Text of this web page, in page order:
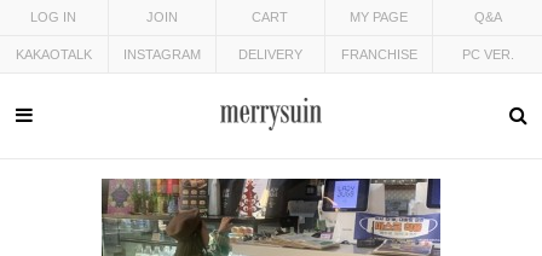
LOG IN JOIN CART MY PAGE Q&A
KAKAOTALK INSTAGRAM DELIVERY FRANCHISE PC VER.